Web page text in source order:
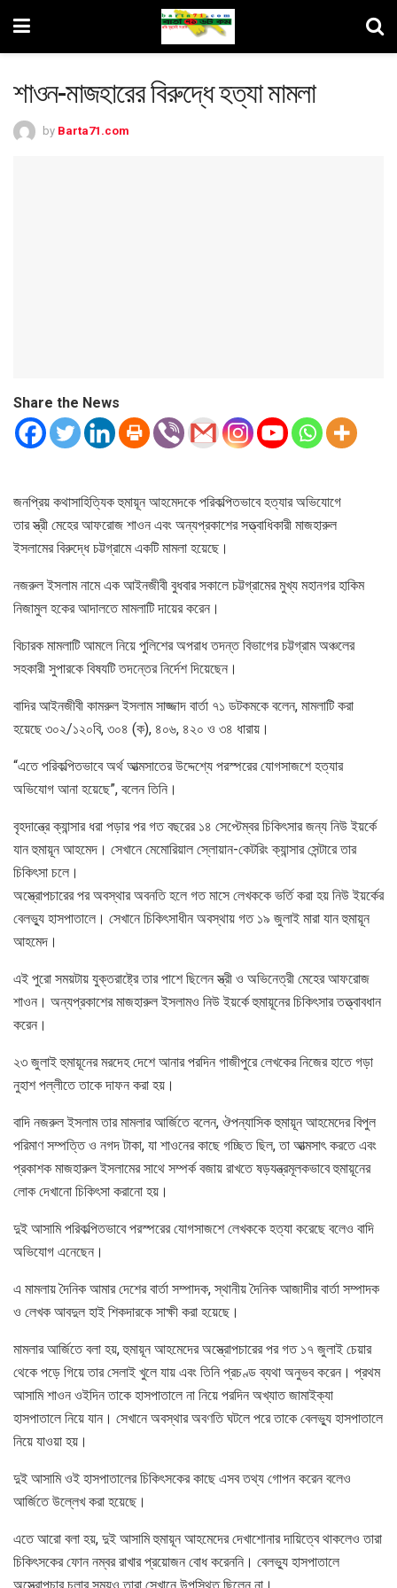
শাওন-মাজহারের বিরুদ্ধে হত্যা মামলা
by Barta71.com
Share the News
জনপ্রিয় কথাসাহিত্যিক হুমায়ূন আহমেদকে পরিকল্পিতভাবে হত্যার অভিযোগে
তার স্ত্রী মেহের আফরোজ শাওন এবং অন্যপ্রকাশের সত্ত্বাধিকারী মাজহারুল
ইসলামের বিরুদ্ধে চট্টগ্রামে একটি মামলা হয়েছে।
নজরুল ইসলাম নামে এক আইনজীবী বুধবার সকালে চট্টগ্রামের মুখ্য মহানগর হাকিম
নিজামুল হকের আদালতে মামলাটি দায়ের করেন।
বিচারক মামলাটি আমলে নিয়ে পুলিশের অপরাধ তদন্ত বিভাগের চট্টগ্রাম অঞ্চলের
সহকারী সুপারকে বিষযটি তদন্তের নির্দেশ দিয়েছেন।
বাদির আইনজীবী কামরুল ইসলাম সাজ্জাদ বার্তা ৭১ ডটকমকে বলেন, মামলাটি করা
হয়েছে ৩০২/১২০বি, ৩০৪ (ক), ৪০৬, ৪২০ ও ৩৪ ধারায়।
“এতে পরিকল্পিতভাবে অর্থ আত্মসাতের উদ্দেশ্যে পরস্পরের যোগসাজশে হত্যার
অভিযোগ আনা হয়েছে”, বলেন তিনি।
বৃহদান্ত্রে ক্যান্সার ধরা পড়ার পর গত বছরের ১৪ সেপ্টেম্বর চিকিৎসার জন্য নিউ ইয়র্কে
যান হুমায়ূন আহমেদ। সেখানে মেমোরিয়াল স্লোয়ান-কেটরিং ক্যান্সার সেন্টারে তার
চিকিৎসা চলে।
অস্ত্রোপচারের পর অবস্থার অবনতি হলে গত মাসে লেখককে ভর্তি করা হয় নিউ ইয়র্কের
বেলভ্যু হাসপাতালে। সেখানে চিকিৎসাধীন অবস্থায় গত ১৯ জুলাই মারা যান হুমায়ূন
আহমেদ।
এই পুরো সময়টায় যুক্তরাষ্ট্রে তার পাশে ছিলেন স্ত্রী ও অভিনেত্রী মেহের আফরোজ
শাওন। অন্যপ্রকাশের মাজহারুল ইসলামও নিউ ইয়র্কে হুমায়ূনের চিকিৎসার তত্ত্বাবধান
করেন।
২৩ জুলাই হুমায়ূনের মরদেহ দেশে আনার পরদিন গাজীপুরে লেখকের নিজের হাতে গড়া
নুহাশ পল্লীতে তাকে দাফন করা হয়।
বাদি নজরুল ইসলাম তার মামলার আর্জিতে বলেন, ঔপন্যাসিক হুমায়ূন আহমেদের বিপুল
পরিমাণ সম্পত্তি ও নগদ টাকা, যা শাওনের কাছে গচ্ছিত ছিল, তা আত্মসাৎ করতে এবং
প্রকাশক মাজহারুল ইসলামের সাথে সম্পর্ক বজায় রাখতে ষড়যন্ত্রমূলকভাবে হুমায়ূনের
লোক দেখানো চিকিৎসা করানো হয়।
দুই আসামি পরিকল্পিতভাবে পরস্পরের যোগসাজশে লেখককে হত্যা করেছে বলেও বাদি
অভিযোগ এনেছেন।
এ মামলায় দৈনিক আমার দেশের বার্তা সম্পাদক, স্থানীয় দৈনিক আজাদীর বার্তা সম্পাদক
ও লেখক আবদুল হাই শিকদারকে সাক্ষী করা হয়েছে।
মামলার আর্জিতে বলা হয়, হুমায়ূন আহমেদের অস্ত্রোপচারের পর গত ১৭ জুলাই চেয়ার
থেকে পড়ে গিয়ে তার সেলাই খুলে যায় এবং তিনি প্রচণ্ড ব্যথা অনুভব করেন। প্রথম
আসামি শাওন ওইদিন তাকে হাসপাতালে না নিয়ে পরদিন অখ্যাত জামাইক্যা
হাসপাতালে নিয়ে যান। সেখানে অবস্থার অবণতি ঘটলে পরে তাকে বেলভ্যু হাসপাতালে
নিয়ে যাওয়া হয়।
দুই আসামি ওই হাসপাতালের চিকিৎসকের কাছে এসব তথ্য গোপন করেন বলেও
আর্জিতে উল্লেখ করা হয়েছে।
এতে আরো বলা হয়, দুই আসামি হুমায়ূন আহমেদের দেখাশোনার দায়িত্বে থাকলেও তারা
চিকিৎসকের ফোন নম্বর রাখার প্রয়োজন বোধ করেননি। বেলভ্যু হাসপাতালে